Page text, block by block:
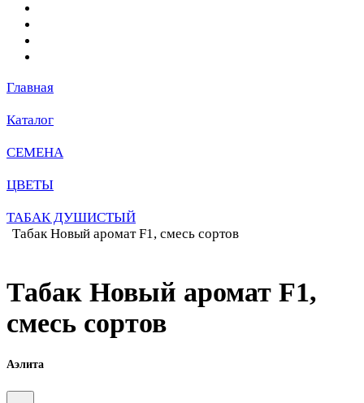
Главная
Каталог
СЕМЕНА
ЦВЕТЫ
ТАБАК ДУШИСТЫЙ
Табак Новый аромат F1, смесь сортов
Табак Новый аромат F1,
смесь сортов
Аэлита